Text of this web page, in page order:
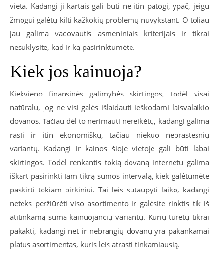
vieta. Kadangi ji kartais gali būti ne itin patogi, ypač, jeigu
žmogui galėtų kilti kažkokių problemų nuvykstant. O toliau
jau galima vadovautis asmeniniais kriterijais ir tikrai
nesuklysite, kad ir ką pasirinktumėte.
Kiek jos kainuoja?
Kiekvieno finansinės galimybės skirtingos, todėl visai
natūralu, jog ne visi galės išlaidauti ieškodami laisvalaikio
dovanos. Tačiau dėl to nerimauti nereikėtų, kadangi galima
rasti ir itin ekonomiškų, tačiau niekuo neprastesnių
variantų. Kadangi ir kainos šioje vietoje gali būti labai
skirtingos. Todėl renkantis tokią dovaną internetu galima
iškart pasirinkti tam tikrą sumos intervalą, kiek galėtumėte
paskirti tokiam pirkiniui. Tai leis sutaupyti laiko, kadangi
neteks peržiūrėti viso asortimento ir galėsite rinktis tik iš
atitinkamą sumą kainuojančių variantų. Kurių turėtų tikrai
pakakti, kadangi net ir nebrangių dovanų yra pakankamai
platus asortimentas, kuris leis atrasti tinkamiausią.